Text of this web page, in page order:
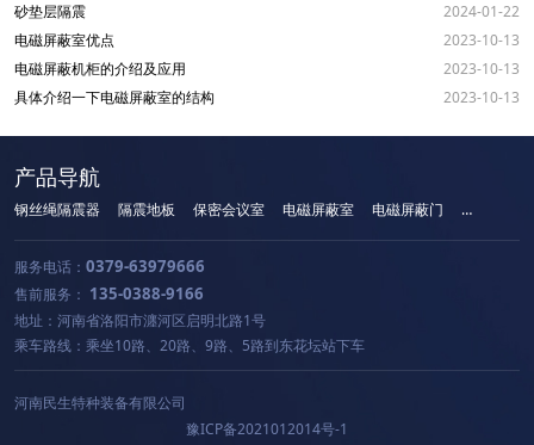
砂垫层隔震
2024-01-22
电磁屏蔽室优点
2023-10-13
电磁屏蔽机柜的介绍及应用
2023-10-13
具体介绍一下电磁屏蔽室的结构
2023-10-13
产品导航
钢丝绳隔震器 隔震地板 保密会议室 电磁屏蔽室 电磁屏蔽门 手机屏蔽柜
服务电话： 0379-63979666
售前服务： 135-0388-9166
地址：河南省洛阳市瀍河区启明北路1号
乘车路线：乘坐10路、20路、9路、5路到东花坛站下车
河南民生特种装备有限公司
豫ICP备2021012014号-1